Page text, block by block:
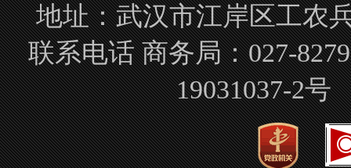
地址：武汉市江岸区工
联系电话 商务局：027-
19031037-2号